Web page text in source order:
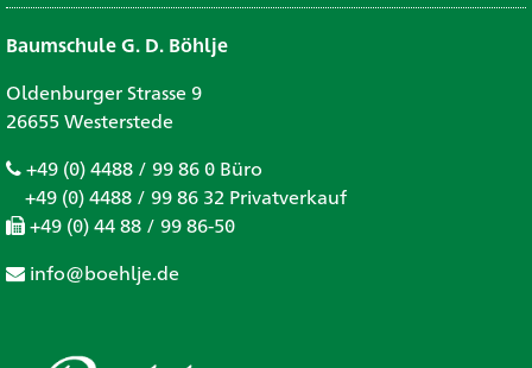
Baumschule G. D. Böhlje
Oldenburger Strasse 9
26655 Westerstede
+49 (0) 4488 / 99 86 0 Büro
+49 (0) 4488 / 99 86 32 Privatverkauf
+49 (0) 44 88 / 99 86-50
info@boehlje.de